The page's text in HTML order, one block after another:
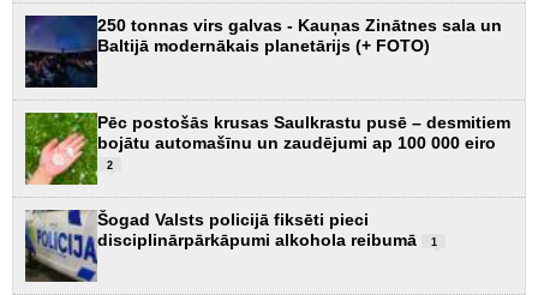
250 tonnas virs galvas - Kauņas Zinātnes sala un
Baltijā modernākais planetārijs (+ FOTO)
Pēc postošās krusas Saulkrastu pusē – desmitiem
bojātu automašīnu un zaudējumi ap 100 000 eiro
2
Šogad Valsts policijā fiksēti pieci
disciplinārpārkāpumi alkohola reibumā
1